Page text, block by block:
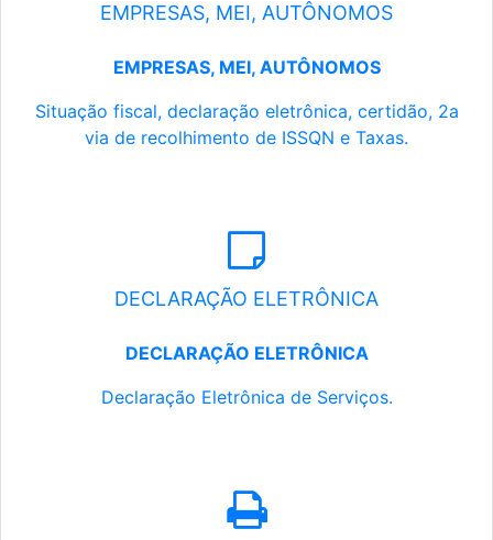
EMPRESAS, MEI, AUTÔNOMOS
EMPRESAS, MEI, AUTÔNOMOS
Situação fiscal, declaração eletrônica, certidão, 2a
via de recolhimento de ISSQN e Taxas.
DECLARAÇÃO ELETRÔNICA
DECLARAÇÃO ELETRÔNICA
Declaração Eletrônica de Serviços.